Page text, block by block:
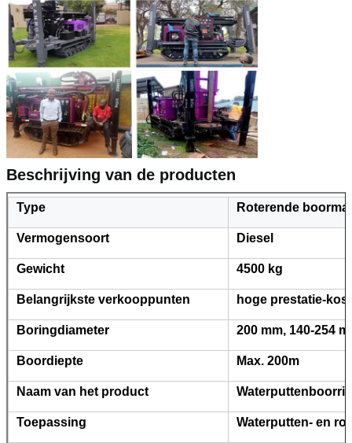
Beschrijving van de producten
Type Roterende
Vermogensoort Diesel
Gewicht 4500 kg
Belangrijkste verkooppunten hoge prestatie-
Boringdiameter 200 mm, 140-254
Boordiepte Max. 200m
Naam van het product
Toepassing Waterputten- en